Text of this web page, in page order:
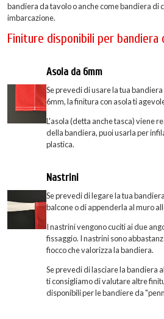
bandiera da tavolo o anche come bandiera di
imbarcazione.
Finiture disponibili per bandiera
Asola da 6mm
Se prevedi di usare la tua
6mm, la finitura con asola ti
L'asola (detta anche tasca) viene
della bandiera, puoi usarla per
plastica.
Nastrini
Se prevedi di legare la tua
balcone o di appenderla al muro
I nastrini vengono cuciti ai due
fissaggio. I nastrini sono
fiocco che valorizza la bandiera.
Se prevedi di lasciare la bandiera
ti consigliamo di valutare altre
disponibili per le bandiere da